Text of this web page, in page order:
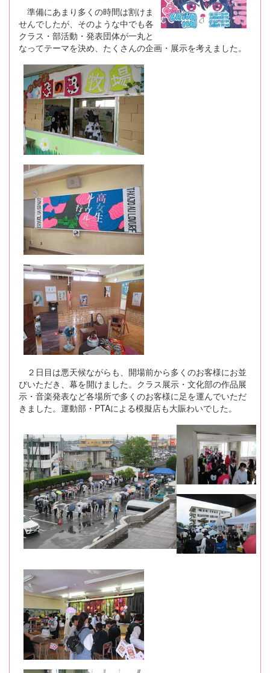
準備にあまり多くの時間は割けま
せんでしたが、そのような中でも各
クラス・部活動・発表団体が一丸と
なってテーマを決め、たくさんの企画・展示を考えました。
２日目は悪天候ながらも、開場前から多くのお客様にお並
びいただき、幕を開けました。クラス展示・文化部の作品展
示・音楽発表など各場所で多くのお客様に足を運んでいただ
きました。運動部・PTAによる模擬店も大賑わいでした。